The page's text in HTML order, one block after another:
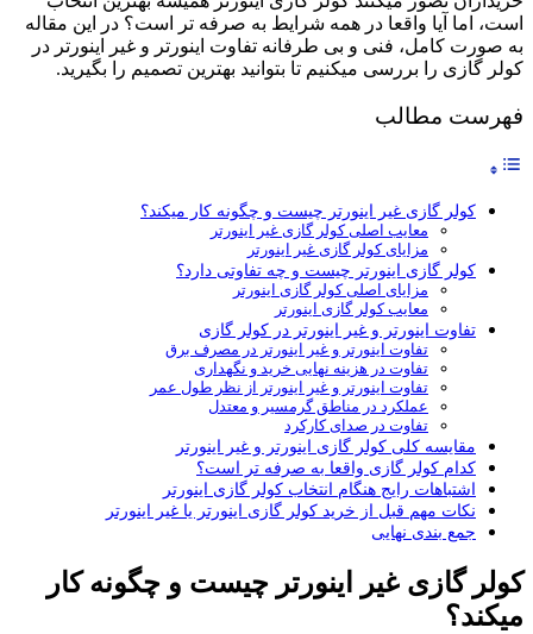
است، اما آیا واقعا در همه شرایط به صرفه تر است؟ در این مقاله
به صورت کامل، فنی و بی طرفانه تفاوت اینورتر و غیر اینورتر در
کولر گازی را بررسی میکنیم تا بتوانید بهترین تصمیم را بگیرید.
فهرست مطالب
کولر گازی غیر اینورتر چیست و چگونه کار میکند؟
معایب اصلی کولر گازی غیر اینورتر
مزایای کولر گازی غیر اینورتر
کولر گازی اینورتر چیست و چه تفاوتی دارد؟
مزایای اصلی کولر گازی اینورتر
معایب کولر گازی اینورتر
تفاوت اینورتر و غیر اینورتر در کولر گازی
تفاوت اینورتر و غیر اینورتر در مصرف برق
تفاوت در هزینه نهایی خرید و نگهداری
تفاوت اینورتر و غیر اینورتر از نظر طول عمر
عملکرد در مناطق گرمسیر و معتدل
تفاوت در صدای کارکرد
مقایسه کلی کولر گازی اینورتر و غیر اینورتر
کدام کولر گازی واقعا به صرفه تر است؟
اشتباهات رایج هنگام انتخاب کولر گازی اینورتر
نکات مهم قبل از خرید کولر گازی اینورتر یا غیر اینورتر
جمع بندی نهایی
کولر گازی غیر اینورتر چیست و چگونه کار
میکند؟